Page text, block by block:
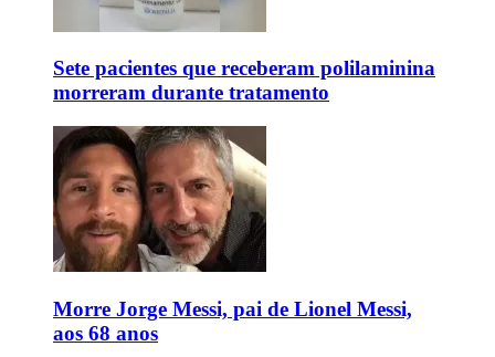
Sete pacientes que receberam polilaminina
morreram durante tratamento
Morre Jorge Messi, pai de Lionel Messi,
aos 68 anos